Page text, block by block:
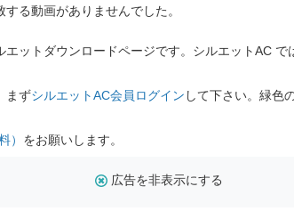
する動画がありませんでした。
ットダウンロードページです。シルエットAC
まずシルエットAC会員ログイン して下さい。緑色
） をお願いします。
広告を非表示にする